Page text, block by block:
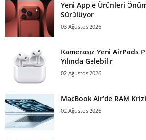
Yeni Apple Ürünleri
Sürülüyor
03 Ağustos 2026
Kamerasız Yeni AirPods
Yılında Gelebilir
02 Ağustos 2026
MacBook Air’de RAM Krizi
02 Ağustos 2026